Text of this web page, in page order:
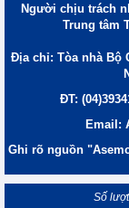
Người chịu trách
Trung tâm
Địa chỉ: Tòa nhà Bộ
ĐT:
Email:
Ghi rõ nguồn
Số